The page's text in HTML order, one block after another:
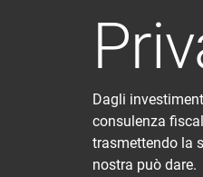
Dagli
consulenza
trasmettendo la
nostra può dare.